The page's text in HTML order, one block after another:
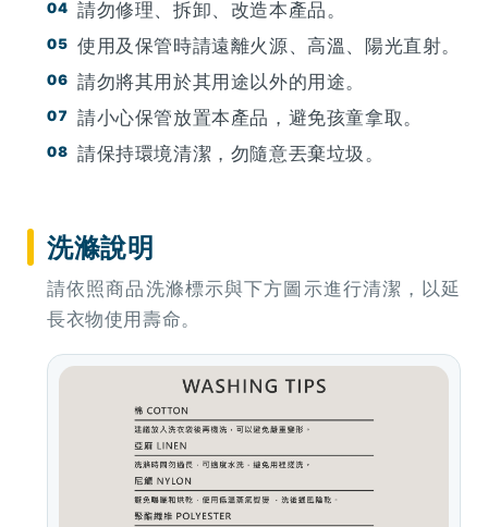
請勿修理、拆卸、改造本產品。
使用及保管時請遠離火源、高溫、陽光直射。
請勿將其用於其用途以外的用途。
請小心保管放置本產品，避免孩童拿取。
請保持環境清潔，勿隨意丟棄垃圾。
洗滌說明
請依照商品洗滌標示與下方圖示進行清潔，以延
長衣物使用壽命。